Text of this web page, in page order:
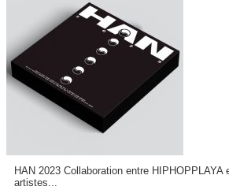
HAN 2023 Collaboration entre
artistes...